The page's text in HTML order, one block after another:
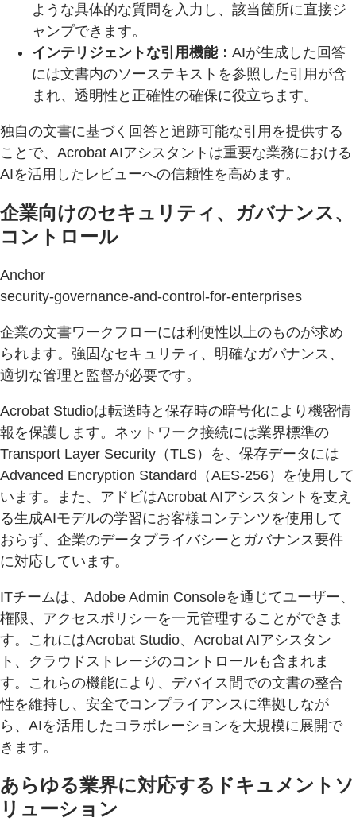
ような具体的な質問を入力し、該当箇所に直接ジ
ャンプできます。
インテリジェントな引用機能： AIが生成した回答
には文書内のソーステキストを参照した引用が含
まれ、透明性と正確性の確保に役立ちます。
独自の文書に基づく回答と追跡可能な引用を提供する
ことで、Acrobat AIアシスタントは重要な業務における
AIを活用したレビューへの信頼性を高めます。
企業向けのセキュリティ、ガバナンス、
コントロール
Anchor
security-governance-and-control-for-enterprises
企業の文書ワークフローには利便性以上のものが求め
られます。強固なセキュリティ、明確なガバナンス、
適切な管理と監督が必要です。
Acrobat Studioは転送時と保存時の暗号化により機密情
報を保護します。ネットワーク接続には業界標準の
Transport Layer Security（TLS）を、保存データには
Advanced Encryption Standard（AES‑256）を使用して
います。また、アドビはAcrobat AIアシスタントを支え
る生成AIモデルの学習にお客様コンテンツを使用して
おらず、企業のデータプライバシーとガバナンス要件
に対応しています。
ITチームは、Adobe Admin Consoleを通じてユーザー、
権限、アクセスポリシーを一元管理することができま
す。これにはAcrobat Studio、Acrobat AIアシスタン
ト、クラウドストレージのコントロールも含まれま
す。これらの機能により、デバイス間での文書の整合
性を維持し、安全でコンプライアンスに準拠しなが
ら、AIを活用したコラボレーションを大規模に展開で
きます。
あらゆる業界に対応するドキュメントソ
リューション